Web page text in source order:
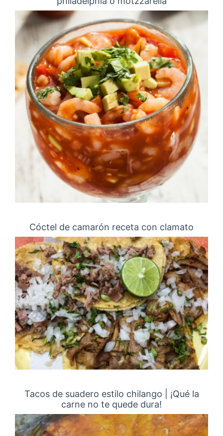
Cóctel de camarón receta con clamato
Tacos de suadero estilo chilango | ¡Qué la
carne no te quede dura!